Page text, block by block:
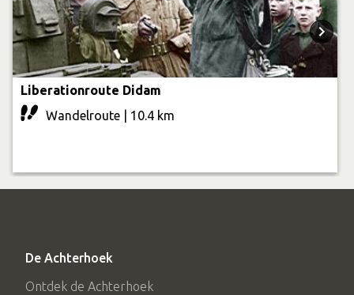
Liberationroute Didam
Wandelroute | 10.4 km
De Achterhoek
Ontdek de Achterhoek